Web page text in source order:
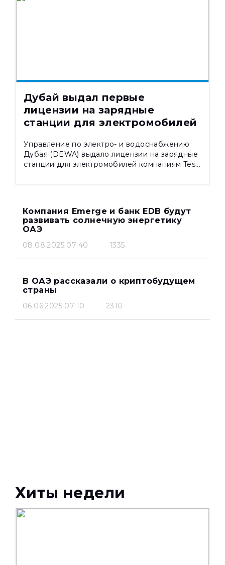
Дубай выдал первые
лицензии на зарядные
станции для электромобилей
Управление по электро- и водоснабжению
Дубая (DEWA) выдало лицензии на зарядные
станции для электромобилей компаниям Tes...
Компания Emerge и банк EDB будут
развивать солнечную энергетику
ОАЭ
08.08.2025 07:40 1335
В ОАЭ рассказали о криптобудущем
страны
06.06.2025 07:10 2310
Хиты недели